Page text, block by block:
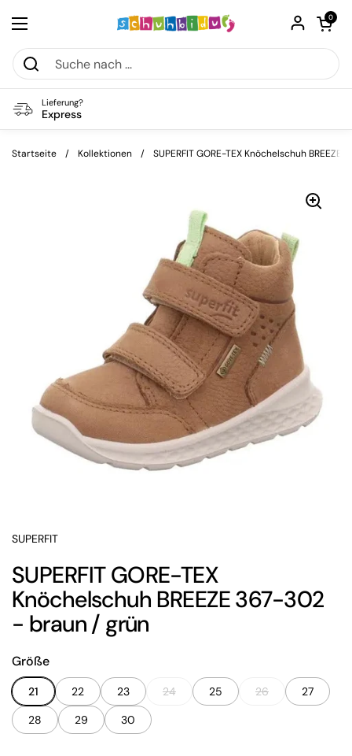
Menü öffnen
Warenkorb
0
Lieferung?
Express
Startseite / Kollektionen / SUPERFIT GORE-TEX Knöchelschuh
SUPERFIT
SUPERFIT GORE-TEX
Knöchelschuh BREEZE 367-302
- braun / grün
Größe
21 22 23 24 25 26
27
28
29 30